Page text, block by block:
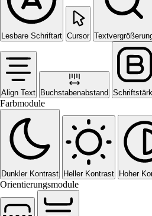
Lesbare Schriftart Cursor
Align Text Buchstabenabstand
Farbmodule
Dunkler Kontrast Heller Kontrast Hoher
Orientierungsmodule